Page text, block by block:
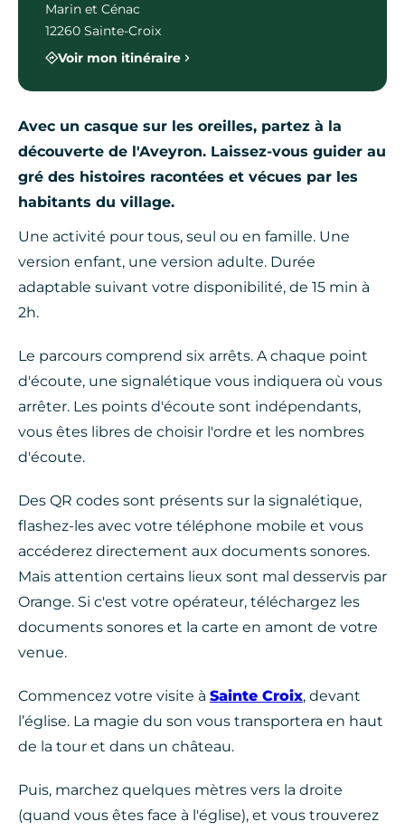
Avec un casque sur les oreilles, partez à la
découverte de l'Aveyron. Laissez-vous guider au
gré des histoires racontées et vécues par les
habitants du village.
Une activité pour tous, seul ou en famille. Une
version enfant, une version adulte. Durée
adaptable suivant votre disponibilité, de 15 min à
2h.
Le parcours comprend six arrêts. A chaque point
d'écoute, une signalétique vous indiquera où vous
arrêter. Les points d'écoute sont indépendants,
vous êtes libres de choisir l'ordre et les nombres
d'écoute.
Des QR codes sont présents sur la signalétique,
flashez-les avec votre téléphone mobile et vous
accéderez directement aux documents sonores.
Mais attention certains lieux sont mal desservis par
Orange. Si c'est votre opérateur, téléchargez les
documents sonores et la carte en amont de votre
venue.
Commencez votre visite à Sainte Croix, devant
l’église. La magie du son vous transportera en haut
de la tour et dans un château.
Puis, marchez quelques mètres vers la droite
(quand vous êtes face à l'église), et vous trouverez
Marin et Cénac
12260 Sainte-Croix
Voir mon itinéraire